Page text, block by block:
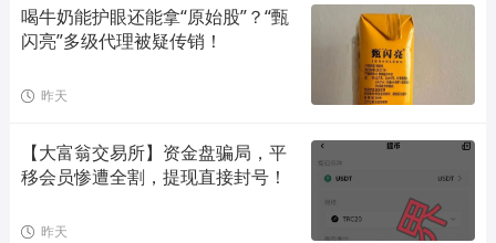
喝牛奶能护眼还能拿“原始股”？“甄
闪亮”多级代理被疑传销！
昨天
【大富翁交易所】资金盘骗局，平
移会员惨遭全割，提现直接封号！
昨天